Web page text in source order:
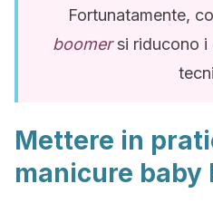
Fortunatamente,
boomersi riducono i
Mettere in
manicure baby